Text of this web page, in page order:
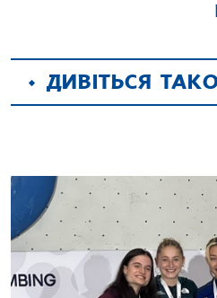
ДИВІТЬСЯ